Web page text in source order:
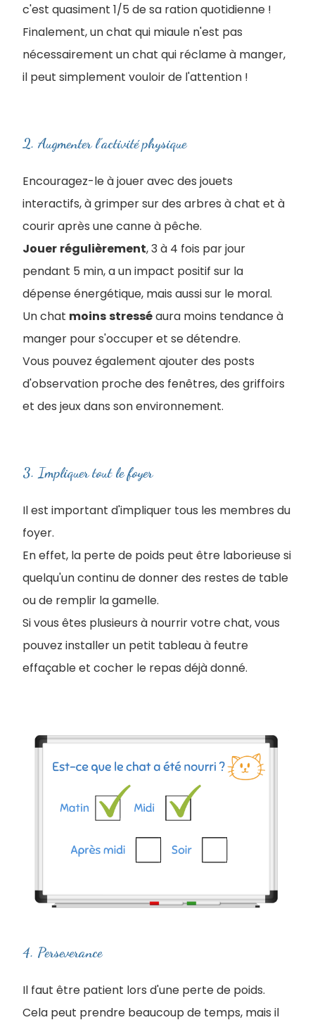
c'est quasiment 1/5 de sa ration quotidienne !
Finalement, un chat qui miaule n'est pas
nécessairement un chat qui réclame à manger,
il peut simplement vouloir de l'attention !
2. Augmenter l'activité physique
Encouragez-le à jouer avec des jouets
interactifs, à grimper sur des arbres à chat et à
courir après une canne à pêche.
Jouer régulièrement, 3 à 4 fois par jour
pendant 5 min, a un impact positif sur la
dépense énergétique, mais aussi sur le moral.
Un chat moinsstresséaura moins tendance à
manger pour s'occuper et se détendre.
Vous pouvez également ajouter des posts
d'observation proche des fenêtres, des griffoirs
et des jeux dans son environnement.
3. Impliquer tout le foyer
Il est important d'impliquer tous les membres du
foyer.
En effet, la perte de poids peut être laborieuse si
quelqu'un continu de donner des restes de table
ou de remplir la gamelle.
Si vous êtes plusieurs à nourrir votre chat, vous
pouvez installer un petit tableau à feutre
effaçable et cocher le repas déjà donné.
4. Perseverance
Il faut être patient lors d'une perte de poids.
Cela peut prendre beaucoup de temps, mais il